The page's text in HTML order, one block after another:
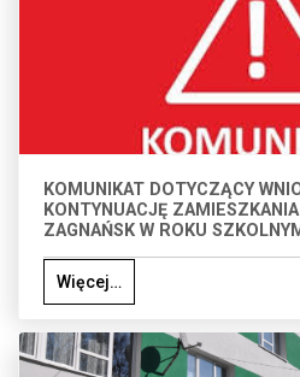
KOMUNIKAT DOTYCZĄCY
KONTYNUACJĘ
ZAGNAŃSK W ROKU
Więcej…